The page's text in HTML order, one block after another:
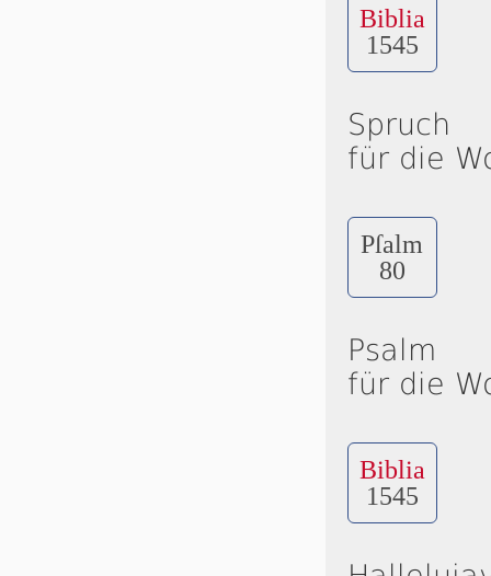
Biblia
1545
Spruch
für die
Pſalm
80
Psalm
für die
Biblia
1545